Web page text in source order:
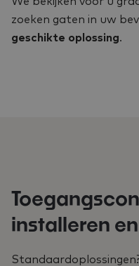
zoeken gaten in uw
geschikte oplossing.
installeren